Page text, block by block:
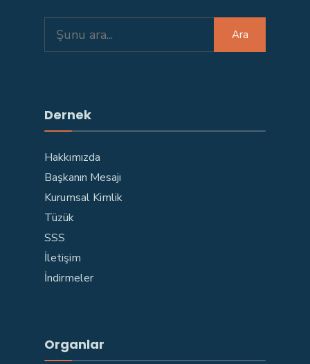
for:
Ara
Dernek
Hakkımızda
Başkanın Mesajı
Kurumsal Kimlik
Tüzük
SSS
İletişim
İndirmeler
Organlar